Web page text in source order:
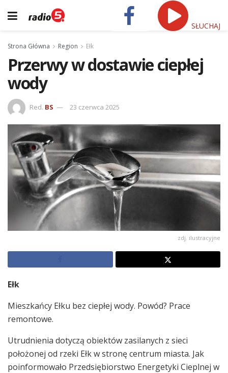
SŁUCHAJ
Strona Główna Region Ełk
Przerwy w dostawie ciepłej
wody
Red. BS 23 czerwca 2025
zdj. ilustracyjne
Ełk
Mieszkańcy Ełku bez ciepłej wody. Powód? Prace
remontowe.
Utrudnienia dotyczą obiektów zasilanych z sieci
położonej od rzeki Ełk w stronę centrum miasta. Jak
poinformowało Przedsiębiorstwo Energetyki Cieplnej w